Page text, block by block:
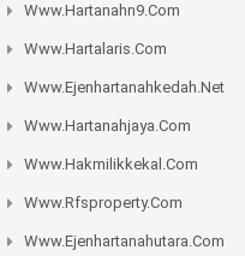
Www.hartanahn9.com
Www.hartalaris.com
Www.ejenhartanahkedah.net
Www.hartanahjaya.com
Www.hakmilikkekal.com
Www.rfsproperty.com
Www.ejenhartanahutara.com